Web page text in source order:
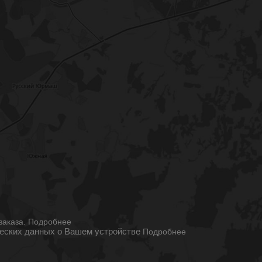
Подробнее
данных о Вашем устройстве Подробнее